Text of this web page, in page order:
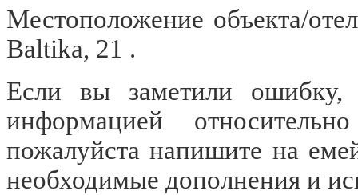
Местоположение объекта/
Baltika, 21 .
Если вы заметили ошибку,
информацией
пожалуйста напишите на
необходимые дополнения и